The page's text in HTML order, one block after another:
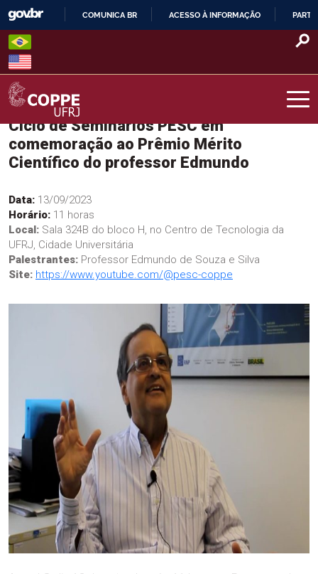
Skip
content
O
COMUNICA BR ACESSO À INFORMAÇÃO
COPPE – UFRJ
Ciclo de Seminários PESC em
comemoração ao Prêmio Mérito
Científico do professor Edmundo
Data: 13/09/2023
Horário: 11 horas
Local: Sala 324B do bloco H, no Centro de Tecnologia da
UFRJ, Cidade Universitária
Palestrantes: Professor Edmundo de Souza e Silva
Site: https://www.youtube.com/@pesc-coppe